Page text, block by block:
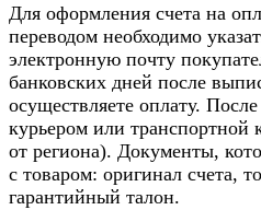
Для оформления счета на
переводом необходимо
электронную почту
банковских дней после
осуществляете оплату. После
курьером или транспортной
от региона). Документы,
с товаром: оригинал счета,
гарантийный талон.